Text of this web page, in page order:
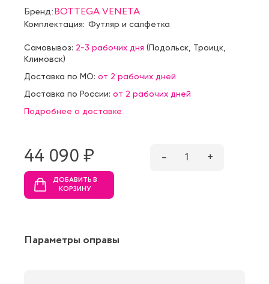
Бренд:BOTTEGA VENETA
Комплектация: Футляр и салфетка
Самовывоз: 2-3 рабочих дня (Подольск Троицк
Климовск)
Доставка по МО: от 2 рабочих дней
Доставка по России: от 2 рабочих дней
Подробнее о доставке
44 090 ₷ – 1 +
ДОБАВИТЬ В
КОРЗИНУ
Параметры оправы